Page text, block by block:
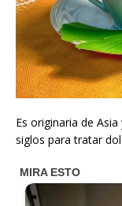
Es originaria de
siglos para tratar